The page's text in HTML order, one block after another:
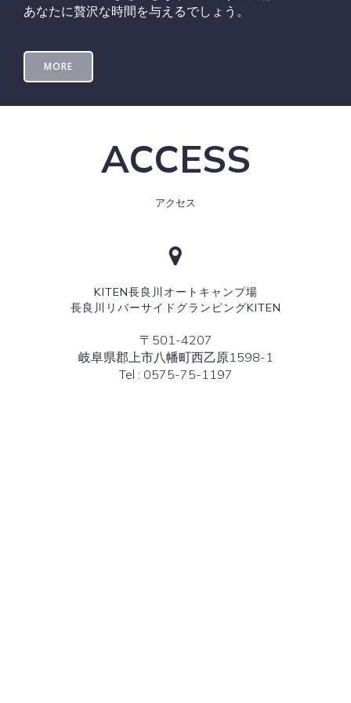
あなたに贅沢な時間を与えるでしょう。
MORE
ACCESS
アクセス
KITEN長良川オートキャンプ場
長良川リバーサイドグランピングKITEN
〒501-4207
岐阜県郡上市八幡町西乙原1598-1
Tel : 0575-75-1197